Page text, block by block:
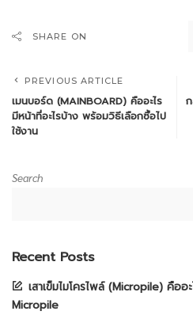
SHARE ON
PREVIOUS ARTICLE
เมนบอร์ด (MAINBOARD) คืออะไร
มีหน้าที่อะไรบ้าง พร้อมวิธีเลือกซื้อไป
ใช้งาน
Search
Recent Posts
เสาเข็มไมโครไพล์ (Micropile) คือ
Micropile